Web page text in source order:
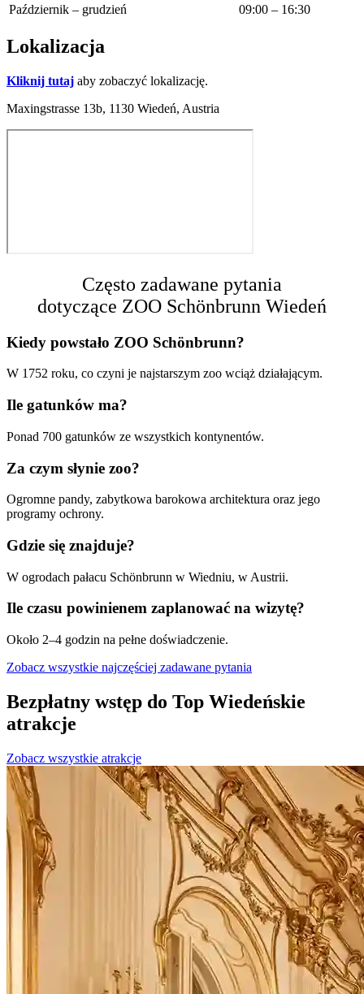
Październik – grudzień 09:00 – 16:30
Lokalizacja
Kliknij tutaj aby zobaczyć lokalizację.
Maxingstrasse 13b, 1130 Wiedeń, Austria
Często zadawane pytania
dotyczące ZOO Schönbrunn Wiedeń
Kiedy powstało ZOO Schönbrunn?
W 1752 roku, co czyni je najstarszym zoo wciąż działającym.
Ile gatunków ma?
Ponad 700 gatunków ze wszystkich kontynentów.
Za czym słynie zoo?
Ogromne pandy, zabytkowa barokowa architektura oraz jego
programy ochrony.
Gdzie się znajduje?
W ogrodach pałacu Schönbrunn w Wiedniu, w Austrii.
Ile czasu powinienem zaplanować na wizytę?
Około 2–4 godzin na pełne doświadczenie.
Zobacz wszystkie najczęściej zadawane pytania
Bezpłatny wstęp do Top Wiedeńskie
atrakcje
Zobacz wszystkie atrakcje